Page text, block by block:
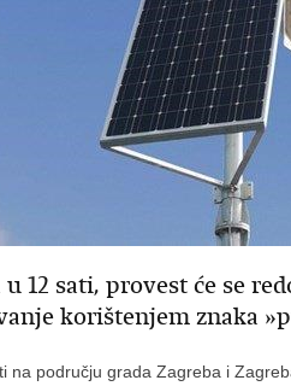
12 sati, provest će se
korištenjem znaka
na području grada Zagreba i